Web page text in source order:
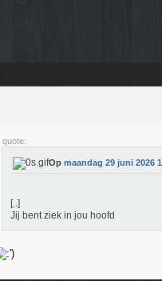
quote:
Op maandag 29 juni 2026
[..]
Jij bent ziek in jou hoofd